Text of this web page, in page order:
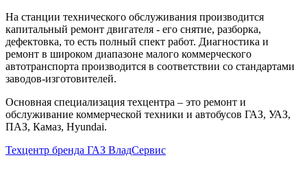
На станции технического обслуживания производится
капитальный ремонт двигателя - его снятие, разборка,
дефектовка, то есть полный спект работ. Диагностика и
ремонт в широком диапазоне малого коммерческого
автотранспорта производится в соответствии со стандартами
заводов-изготовителей.
Основная специализация техцентра – это ремонт и
обслуживание коммерческой техники и автобусов ГАЗ, УАЗ,
ПАЗ, Камаз, Hyundai.
Техцентр бренда ГАЗ ВладСервис